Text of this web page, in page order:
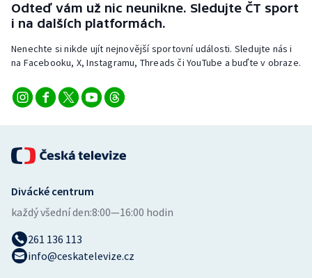
Vodní slalom
Odteď vám už nic neunikne. Sledujte ČT sport
i na dalších platformách.
Nenechte si nikde ujít nejnovější sportovní události. Sledujte nás i
na Facebooku, X, Instagramu, Threads či YouTube a buďte v obraze.
Divácké centrum
každý všední den:8:00—16:00 hodin
261 136 113
info@ceskatelevize.cz